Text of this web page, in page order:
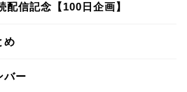
配信記念【100日企画】
め
バー